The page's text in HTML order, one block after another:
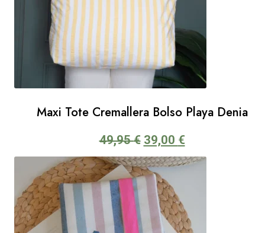
Maxi Tote Cremallera Bolso Playa Denia
49,95€ El
precio
original
era:
49,95 €.
39,00 €El
precio
actual